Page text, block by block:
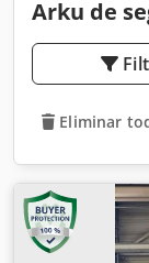
Arku de
Eliminar